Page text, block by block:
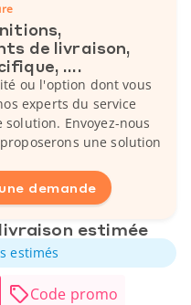
de livraison,
....
ou l'option dont vous
experts du service
Envoyez-nous
une solution
demande
estimée
estimés
Code promo